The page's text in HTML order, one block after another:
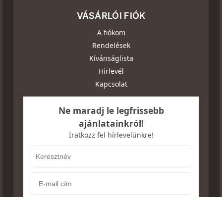
VÁSÁRLÓI FIÓK
A fiókom
Rendelések
Kívánságlista
Hírlevél
Kapcsolat
Ne maradj le legfrissebb
ajánlatainkról!
Iratkozz fel hírlevelünkre!